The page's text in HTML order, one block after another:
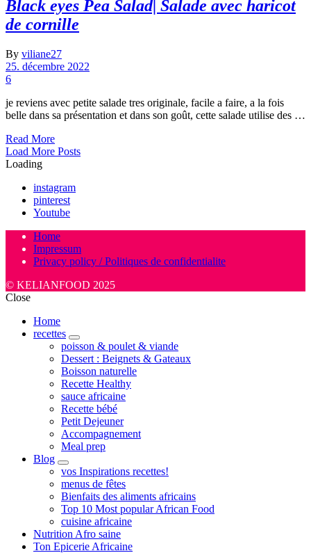
Black eyes Pea Salad| Salade avec haricot
de cornille
By viliane27
25. décembre 2022
6
je reviens avec petite salade tres originale, facile a faire, a la fois
belle dans sa présentation et dans son goût, cette salade utilise des …
Read More
Posts
Navigation
Load More Posts
Loading
instagram
pinterest
Youtube
Home
Impressum
Privacy policy / Politiques de confidentialite
© KELIANFOOD 2025
Close
Home
recettes
expand
child
menu
poisson & poulet & viande
Dessert : Beignets & Gateaux
Boisson naturelle
Recette Healthy
sauce africaine
Recette bébé
Petit Dejeuner
Accompagnement
Meal prep
Blog
expand
child
menu
vos Inspirations recettes!
menus de fêtes
Bienfaits des aliments africains
Top 10 Most popular African Food
cuisine africaine
Nutrition Afro saine
Ton Epicerie Africaine